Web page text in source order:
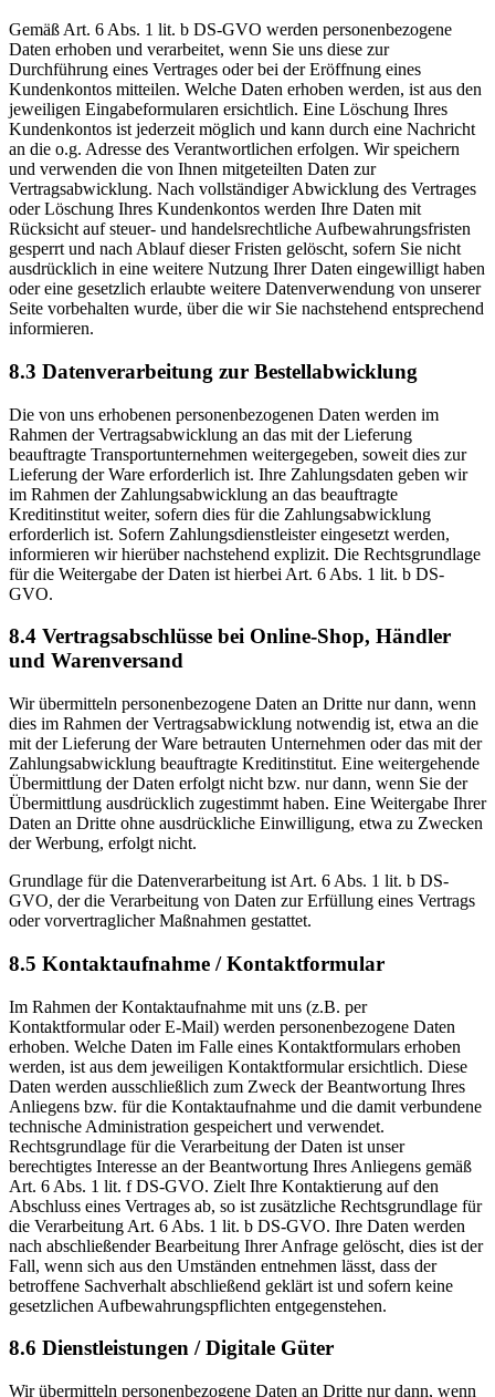
Gemäß Art. 6 Abs. 1 lit. b DS-GVO werden personenbezogene
Daten erhoben und verarbeitet, wenn Sie uns diese zur
Durchführung eines Vertrages oder bei der Eröffnung eines
Kundenkontos mitteilen. Welche Daten erhoben werden, ist aus den
jeweiligen Eingabeformularen ersichtlich. Eine Löschung Ihres
Kundenkontos ist jederzeit möglich und kann durch eine Nachricht
an die o.g. Adresse des Verantwortlichen erfolgen. Wir speichern
und verwenden die von Ihnen mitgeteilten Daten zur
Vertragsabwicklung. Nach vollständiger Abwicklung des Vertrages
oder Löschung Ihres Kundenkontos werden Ihre Daten mit
Rücksicht auf steuer- und handelsrechtliche Aufbewahrungsfristen
gesperrt und nach Ablauf dieser Fristen gelöscht, sofern Sie nicht
ausdrücklich in eine weitere Nutzung Ihrer Daten eingewilligt haben
oder eine gesetzlich erlaubte weitere Datenverwendung von unserer
Seite vorbehalten wurde, über die wir Sie nachstehend entsprechend
informieren.
8.3 Datenverarbeitung zur Bestellabwicklung
Die von uns erhobenen personenbezogenen Daten werden im
Rahmen der Vertragsabwicklung an das mit der Lieferung
beauftragte Transportunternehmen weitergegeben, soweit dies zur
Lieferung der Ware erforderlich ist. Ihre Zahlungsdaten geben wir
im Rahmen der Zahlungsabwicklung an das beauftragte
Kreditinstitut weiter, sofern dies für die Zahlungsabwicklung
erforderlich ist. Sofern Zahlungsdienstleister eingesetzt werden,
informieren wir hierüber nachstehend explizit. Die Rechtsgrundlage
für die Weitergabe der Daten ist hierbei Art. 6 Abs. 1 lit. b DS-
GVO.
8.4 Vertragsabschlüsse bei Online-Shop, Händler
und Warenversand
Wir übermitteln personenbezogene Daten an Dritte nur dann, wenn
dies im Rahmen der Vertragsabwicklung notwendig ist, etwa an die
mit der Lieferung der Ware betrauten Unternehmen oder das mit der
Zahlungsabwicklung beauftragte Kreditinstitut. Eine weitergehende
Übermittlung der Daten erfolgt nicht bzw. nur dann, wenn Sie der
Übermittlung ausdrücklich zugestimmt haben. Eine Weitergabe Ihrer
Daten an Dritte ohne ausdrückliche Einwilligung, etwa zu Zwecken
der Werbung, erfolgt nicht.
Grundlage für die Datenverarbeitung ist Art. 6 Abs. 1 lit. b DS-
GVO, der die Verarbeitung von Daten zur Erfüllung eines Vertrags
oder vorvertraglicher Maßnahmen gestattet.
8.5 Kontaktaufnahme / Kontaktformular
Im Rahmen der Kontaktaufnahme mit uns (z.B. per
Kontaktformular oder E-Mail) werden personenbezogene Daten
erhoben. Welche Daten im Falle eines Kontaktformulars erhoben
werden, ist aus dem jeweiligen Kontaktformular ersichtlich. Diese
Daten werden ausschließlich zum Zweck der Beantwortung Ihres
Anliegens bzw. für die Kontaktaufnahme und die damit verbundene
technische Administration gespeichert und verwendet.
Rechtsgrundlage für die Verarbeitung der Daten ist unser
berechtigtes Interesse an der Beantwortung Ihres Anliegens gemäß
Art. 6 Abs. 1 lit. f DS-GVO. Zielt Ihre Kontaktierung auf den
Abschluss eines Vertrages ab, so ist zusätzliche Rechtsgrundlage für
die Verarbeitung Art. 6 Abs. 1 lit. b DS-GVO. Ihre Daten werden
nach abschließender Bearbeitung Ihrer Anfrage gelöscht, dies ist der
Fall, wenn sich aus den Umständen entnehmen lässt, dass der
betroffene Sachverhalt abschließend geklärt ist und sofern keine
gesetzlichen Aufbewahrungspflichten entgegenstehen.
8.6 Dienstleistungen / Digitale Güter
Wir übermitteln personenbezogene Daten an Dritte nur dann, wenn